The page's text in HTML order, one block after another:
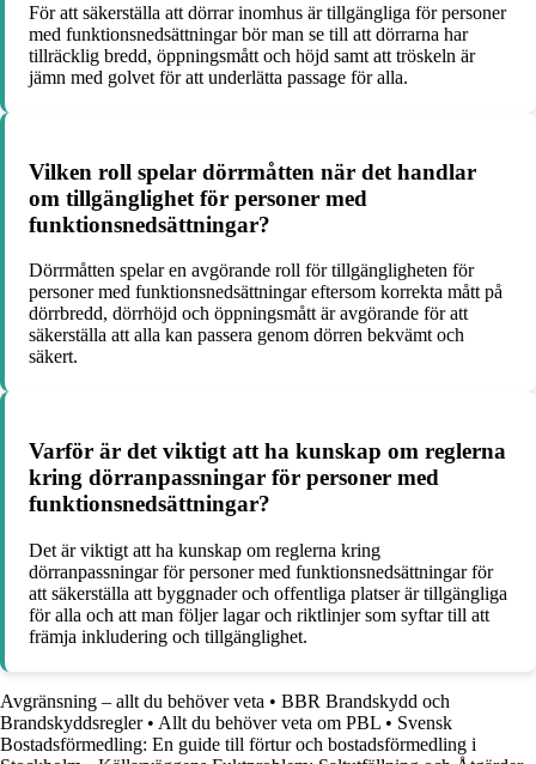
För att säkerställa att dörrar inomhus är tillgängliga för personer
med funktionsnedsättningar bör man se till att dörrarna har
tillräcklig bredd, öppningsmått och höjd samt att tröskeln är
jämn med golvet för att underlätta passage för alla.
Vilken roll spelar dörrmåtten när det handlar
om tillgänglighet för personer med
funktionsnedsättningar?
Dörrmåtten spelar en avgörande roll för tillgängligheten för
personer med funktionsnedsättningar eftersom korrekta mått på
dörrbredd, dörrhöjd och öppningsmått är avgörande för att
säkerställa att alla kan passera genom dörren bekvämt och
säkert.
Varför är det viktigt att ha kunskap om reglerna
kring dörranpassningar för personer med
funktionsnedsättningar?
Det är viktigt att ha kunskap om reglerna kring
dörranpassningar för personer med funktionsnedsättningar för
att säkerställa att byggnader och offentliga platser är tillgängliga
för alla och att man följer lagar och riktlinjer som syftar till att
främja inkludering och tillgänglighet.
Avgränsning – allt du behöver veta • BBR Brandskydd och
Brandskyddsregler• Allt du behöver veta om PBL • Svensk
Bostadsförmedling: En guide till förtur och bostadsförmedling i